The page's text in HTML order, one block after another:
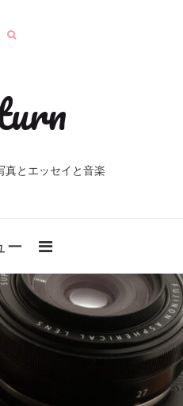
真とエッセイと音楽
ー